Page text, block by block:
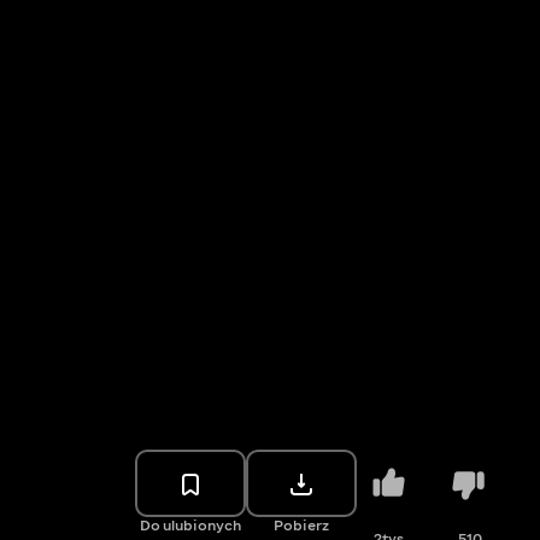
Do ulubionych Pobierz